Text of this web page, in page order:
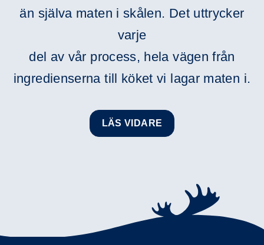
än själva maten i skålen. Det uttrycker
varje
del av vår process, hela vägen från
ingredienserna till köket vi lagar maten i.
LÄS VIDARE